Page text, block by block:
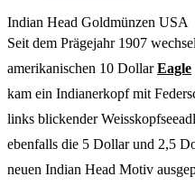
Indian Head Goldmünzen USA
Seit dem Prägejahr 1907
amerikanischen 10 DollarEagle
kam ein Indianerkopf mit
links blickender
ebenfalls die 5 Dollar und 2,5
neuen Indian Head Motiv